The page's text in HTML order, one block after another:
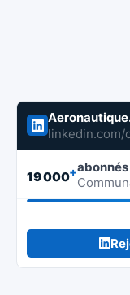
linkedin.com/
19 000+